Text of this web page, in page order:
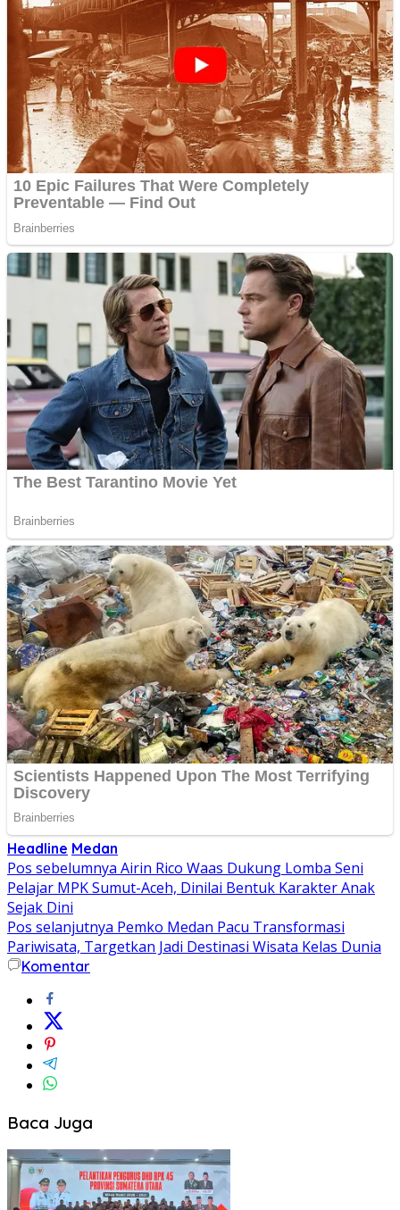
Headline Medan
Navigasi
pos
Pos sebelumnya Airin Rico Waas Dukung Lomba Seni
Pelajar MPK Sumut-Aceh, Dinilai Bentuk Karakter Anak
Sejak Dini
Pos selanjutnya Pemko Medan Pacu Transformasi
Pariwisata, Targetkan Jadi Destinasi Wisata Kelas Dunia
Komentar
Baca Juga